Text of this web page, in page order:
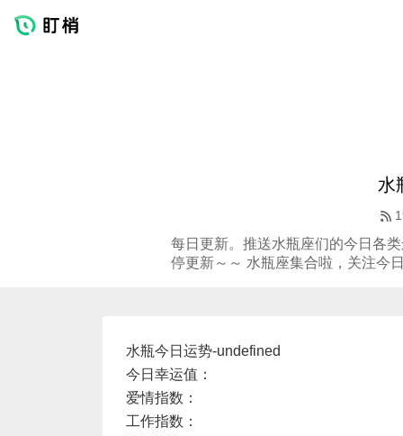
水
每日更新。推送水瓶座们的今日各
停更新～～ 水瓶座集合啦，关注今
水瓶今日运势-undefined
今日幸运值：
爱情指数：
工作指数：